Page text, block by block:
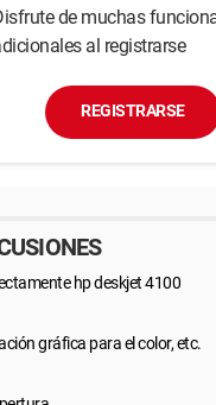
de muchas
al registrarse
REGISTRARSE
hp deskjet 4100
gráfica para el color, etc.